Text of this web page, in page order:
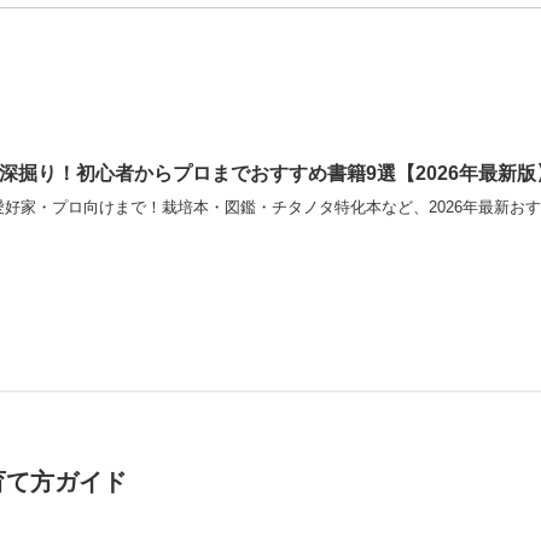
掘り！初心者からプロまでおすすめ書籍9選【2026年最新版
家・プロ向けまで！栽培本・図鑑・チタノタ特化本など、2026年最新お
方ガイド